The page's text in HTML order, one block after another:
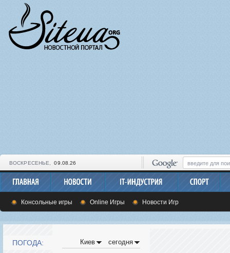
ВОСКРЕСЕНЬЕ, 09.08.26
Консольные игры Online Игры Новости Игр
ПОГОДА: Киев сегодня